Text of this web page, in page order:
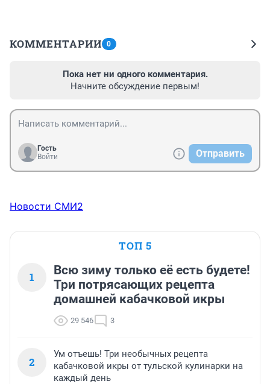
КОММЕНТАРИИ 0
Пока нет ни одного комментария.
Начните обсуждение первым!
Гость
Войти
Отправить
Новости СМИ2
ТОП 5
1
Всю зиму только её есть будете!
Три потрясающих рецепта
домашней кабачковой икры
29 546 3
2
Ум отъешь! Три необычных рецепта
кабачковой икры от тульской кулинарки на
каждый день